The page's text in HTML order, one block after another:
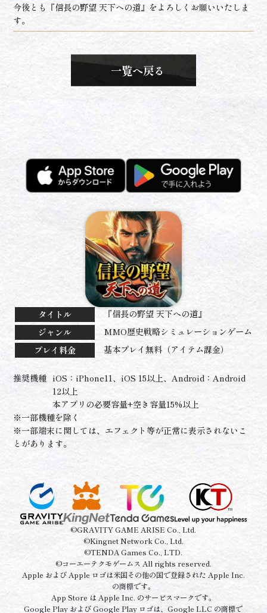
今後とも『信長の野望 天下への道』をよろしくお願いいたしま
す。
一覧へ戻る
タイトル
『信長の野望 天下への道』
ジャンル
MMO歴史戦略シミュレーションゲーム
プレイ料金
基本プレイ無料（アイテム課金）
推奨機種 iOS：iPhone11、iOS 15以上、Android：Android
12以上
本アプリの必要容量+空き容量15%以上
※一部機種を除く
※一部端末に関しては、エフェクト等が正常に表示されないこ
とがあります。
©GRAVITY GAME ARISE Co., Ltd.
©Kingnet Network Co., Ltd.
©TENDA Games Co., LTD.
©コーエーテクモゲームス All rights reserved.
Apple および Apple ロゴは米国その他の国で登録された Apple Inc.
の商標です。
App Store は Apple Inc. のサービスマークです。
Google Play および Google Play ロゴは、Google LLC の商標で